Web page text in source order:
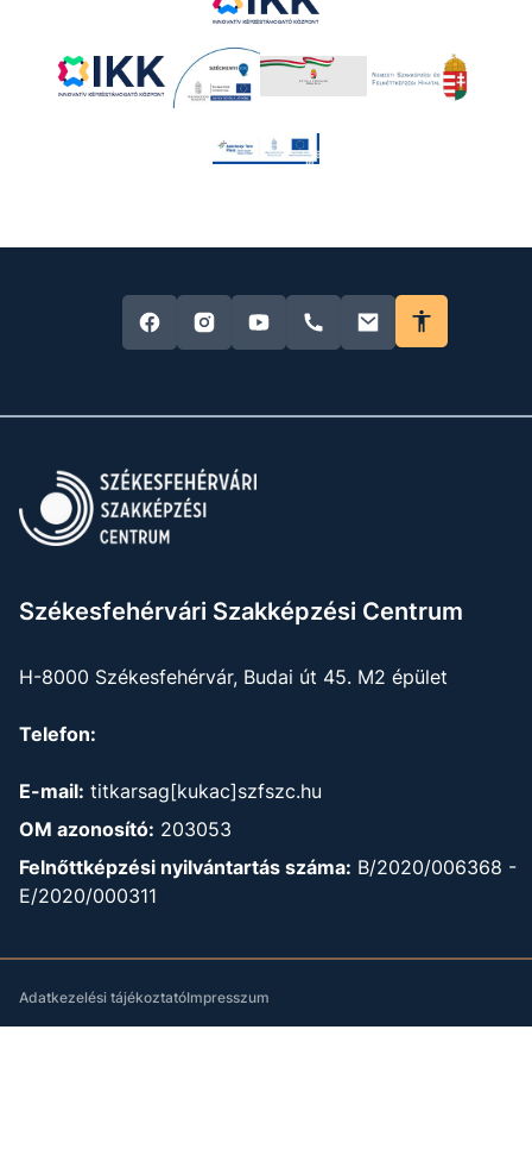
Székesfehérvári Szakképzési Centrum
H-8000 Székesfehérvár, Budai út 45. M2 épület
Telefon:
E-mail: titkarsag[kukac]szfszc.hu
OM azonosító: 203053
Felnőttképzési nyilvántartás száma: B/2020/006368 -
E/2020/000311
Adatkezelési tájékoztatóImpresszum